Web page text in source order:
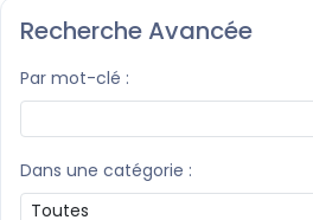
Recherche Avancée
Par mot-clé :
Dans une catégorie :